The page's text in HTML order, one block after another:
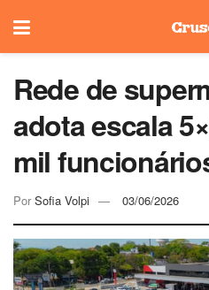
Rede de
adota escala
mil
Por Sofia Volpi 03/06/2026